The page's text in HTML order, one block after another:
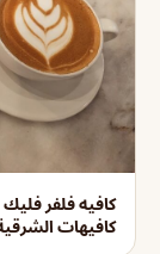
كافيه فلفر
كافيهات